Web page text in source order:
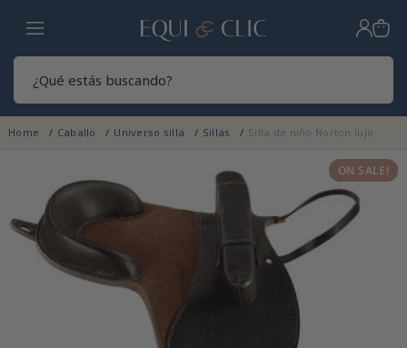
Hogar
Home Caballo Universo silla Sillas Silla de niño Norton lujo
ON SALE!